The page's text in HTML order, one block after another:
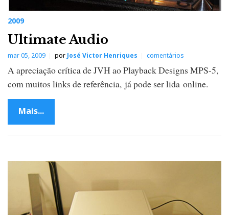
2009
Ultimate Audio
mar 05, 2009 por José Victor Henriques comentários
A apreciação crítica de JVH ao Playback Designs MPS-5,
com muitos links de referência, já pode ser lida online.
Mais...